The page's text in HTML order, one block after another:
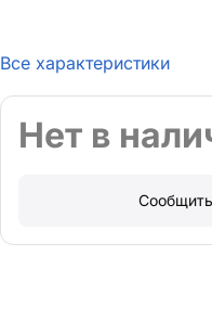
Все характеристики
Нет в